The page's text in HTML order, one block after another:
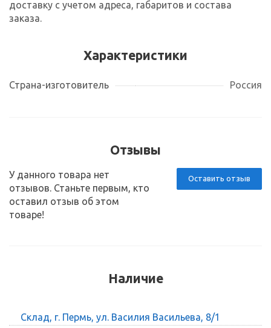
доставку с учетом адреса, габаритов и состава
заказа.
Характеристики
Страна-изготовитель Россия
Отзывы
Оставить отзыв
У данного товара нет
отзывов. Станьте первым, кто
оставил отзыв об этом
товаре!
Наличие
Склад, г. Пермь, ул. Василия Васильева, 8/1